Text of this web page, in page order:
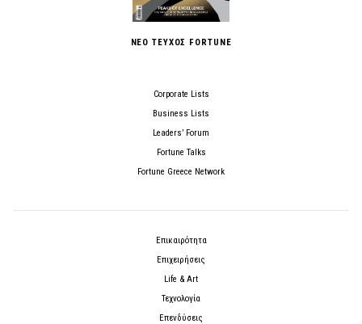
ΝΕΟ ΤΕΥΧΟΣ FORTUNE
Corporate Lists
Business Lists
Leaders’ Forum
Fortune Talks
Fortune Greece Network
Επικαιρότητα
Επιχειρήσεις
Life & Art
Τεχνολογία
Επενδύσεις